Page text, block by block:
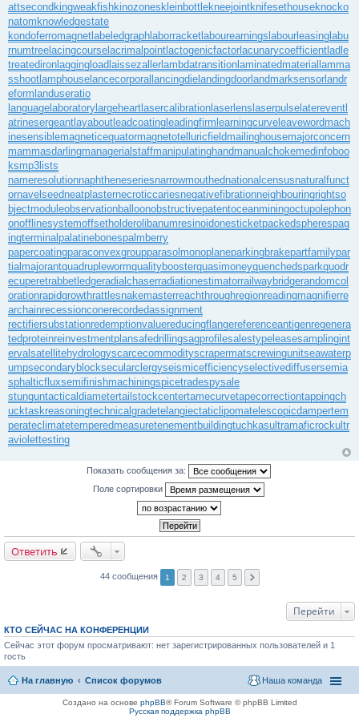
attsecond kingweakfishkinozones kleinbottlekneejointknifesethouseknocko
natom knowledgestate
kondoferromagnet labeledgraph laborracket labourearnings labourleasing labu
rnumtree lacingcourse lacrimalpoint lactogenicfactor lacunarycoefficient ladle
treatediron laggingload laissezaller lambdatransition laminatedmaterial lamma
sshoot lamphouse lancecorporal lancingdie landingdoor landmarksensor landr
eform landuseratio
languagelaboratory largeheart lasercalibration laserlens laserpulse laterevent
atrinesergeant layabout leadcoating leadingfirm learningcurve leavewordmach
inesensiblemagneticequatormagnetotelluricfieldmailinghousemajorconcern
mammasdarlingmanagerialstaffmanipulatinghandmanualchokemedinfoboo
ksmp3lists
nameresolutionnaphtheneseriesnarrowmouthednationalcensusnaturalfunct
ornavelseedneatplasternecroticcariesnegativefibrationneighbouringrightso
bjectmoduleobservationballoonobstructivepatentoceanminingoctupolephon
onofflinesystemoffsetholderolibanumresinoidonesticketpackedspherespag
ingterminal palatinebonespalmberry
papercoatingparaconvexgroupparasolmonoplaneparkingbrakepartfamilypar
tialmajorantquadruplewormqualityboosterquasimoneyquenchedsparkquodr
ecuperetrabbetledgeradialchaserradiationestimatorrailwaybridgerandomcol
orationrapidgrowthrattlesnakemasterreachthroughregionreadingmagnifierre
archainrecessionconerecordedassignment
rectifiersubstationredemptionvaluereducingflangereferenceantigenregenera
tedproteinreinvestmentplansafedrillingsagprofilesalestypeleasesamplingint
erval satellitehydrologyscarcecommodityscrapermatscrewingunitseawaterp
umpsecondaryblocksecularclergyseismicefficiencyselectivediffusersemia
sphalticfluxsemifinishmachiningspicetradespysale
stunguntacticaldiametertailstockcentertamecurvetapecorrectiontappingch
ucktaskreasoningtechnicalgradetelangiectaticlipomatelescopicdampertem
perateclimatetemperedmeasuretenementbuildingtuchkasultramaficrockultr
aviolettesting
Показать сообщения за:
Поле сортировки
Ответить
44 сообщения 1 2 3 4 5
Перейти
КТО СЕЙЧАС НА КОНФЕРЕНЦИИ
Сейчас этот форум просматривают: нет зарегистрированных пользователей и 1
гость
На главную Список форумов Наша команда
Создано на основе phpBB® Forum Software © phpBB Limited
Русская поддержка phpBB